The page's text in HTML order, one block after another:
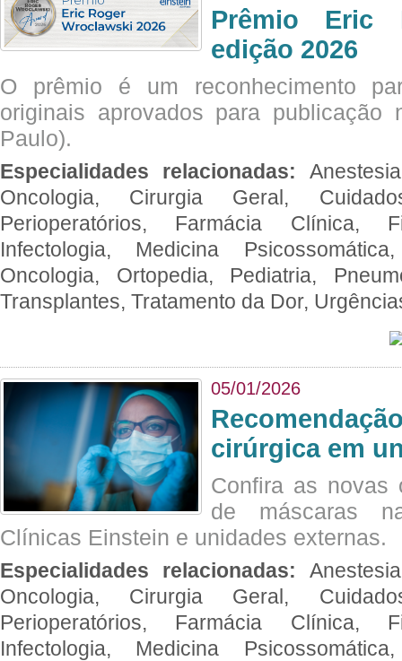
Prêmio Eric
edição 2026
O prêmio é um reconhecimento
originais aprovados para publicação
Paulo).
Especialidades relacionadas:
Oncologia, Cirurgia Geral,
Perioperatórios, Farmácia Clínica,
Infectologia, Medicina
Oncologia, Ortopedia, Pediatria,
Transplantes, Tratamento da Dor,
05/01/2026
cirúrgica em
Confira as novas
de máscaras
Clínicas Einstein e unidades externas.
Especialidades relacionadas:
Oncologia, Cirurgia Geral,
Perioperatórios, Farmácia Clínica,
Infectologia, Medicina